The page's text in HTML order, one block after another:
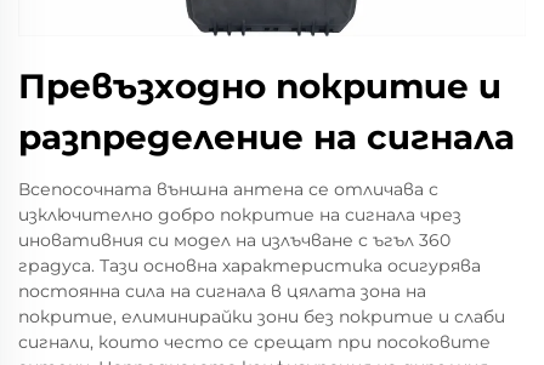
Превъзходно покритие и
разпределение на сигнала
Всепосочната външна антена се отличава с
изключително добро покритие на сигнала чрез
иновативния си модел на излъчване с ъгъл 360
градуса. Тази основна характеристика осигурява
постоянна сила на сигнала в цялата зона на
покритие, елиминирайки зони без покритие и слаби
сигнали, които често се срещат при посоковите